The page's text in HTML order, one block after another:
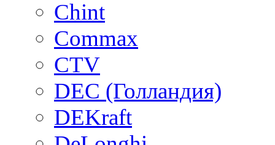
Chint
Commax
CTV
DEC (Голландия)
DEKraft